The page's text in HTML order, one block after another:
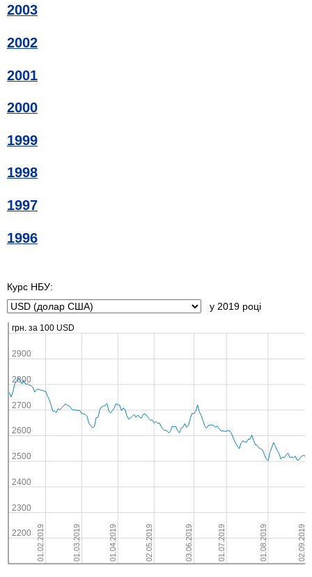
2003
2002
2001
2000
1999
1998
1997
1996
Курс НБУ:
у 2019 році